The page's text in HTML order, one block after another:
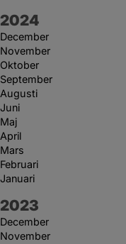
År:
2024
December
November
Oktober
September
Augusti
Juni
Maj
April
Mars
Februari
Januari
År:
2023
December
November